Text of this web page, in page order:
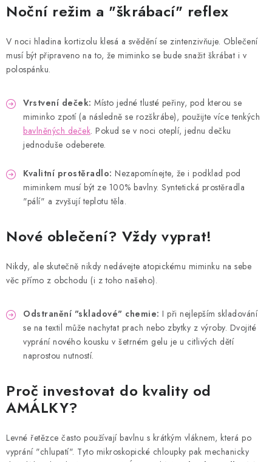
Noční režim a "škrábací" reflex
V noci hladina kortizolu klesá a svědění se zintenzivňuje. Oblečení
musí být připraveno na to, že miminko se bude snažit škrábat i v
polospánku.
Vrstvení deček: Místo jedné tlusté peřiny, pod kterou se
miminko zpotí (a následně se rozškrábe), použijte více tenkých
bavlněných deček. Pokud se v noci oteplí, jednu dečku
jednoduše odeberete.
Kvalitní prostěradlo: Nezapomínejte, že i podklad pod
miminkem musí být ze 100% bavlny. Syntetická prostěradla
"pálí" a zvyšují teplotu těla.
Nové oblečení? Vždy vyprat!
Nikdy, ale skutečně nikdy nedávejte atopickému miminku na sebe
věc přímo z obchodu (i z toho našeho).
Odstranění "skladové" chemie: I při nejlepším skladování
se na textil může nachytat prach nebo zbytky z výroby. Dvojité
vyprání nového kousku v šetrném gelu je u citlivých dětí
naprostou nutností.
Proč investovat do kvality od
AMÁLKY?
Levné řetězce často používají bavlnu s krátkým vláknem, která po
vyprání "chlupatí". Tyto mikroskopické chloupky pak mechanicky